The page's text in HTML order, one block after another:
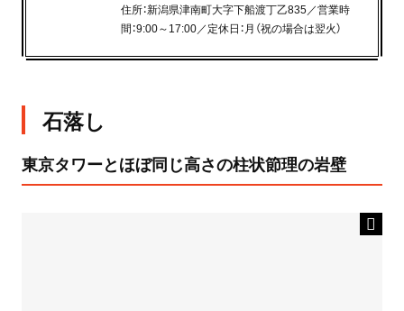
住所：新潟県津南町大字下船渡丁乙835／営業時
間：9:00～17:00／定休日：月（祝の場合は翌火）
石落し
東京タワーとほぼ同じ高さの柱状節理の岩壁